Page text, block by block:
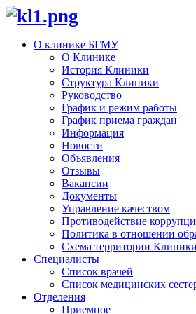
О клинике БГМУ
О Клинике
История Клиники
Структура Клиники
Руководство
График и режим работы
График приема граждан
Информация
Новости
Объявления
Отзывы
Вакансии
Документы
Управление качеством
Противодействие
Политика в отношении
Схема территории
Специалисты
Список врачей
Список медицинских
Отделения
Приемное